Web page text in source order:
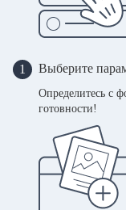
1 Выберите
Определитесь с
готовности!